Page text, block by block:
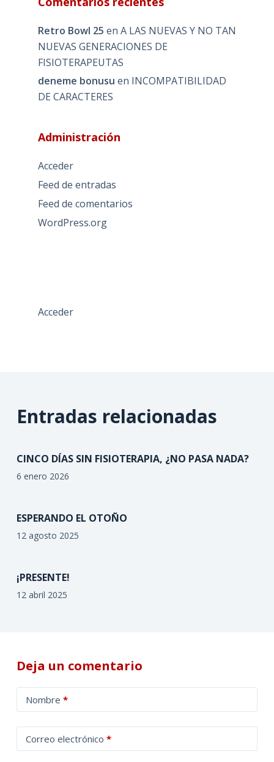
Retro Bowl 25 en A LAS NUEVAS Y NO TAN
NUEVAS GENERACIONES DE
FISIOTERAPEUTAS
deneme bonusu en INCOMPATIBILIDAD
DE CARACTERES
Administración
Acceder
Feed de entradas
Feed de comentarios
WordPress.org
Acceder
Entradas relacionadas
CINCO DÍAS SIN FISIOTERAPIA, ¿NO PASA NADA?
6 enero 2026
ESPERANDO EL OTOÑO
12 agosto 2025
¡PRESENTE!
12 abril 2025
Deja un comentario
Nombre *
Correo electrónico *
l
t